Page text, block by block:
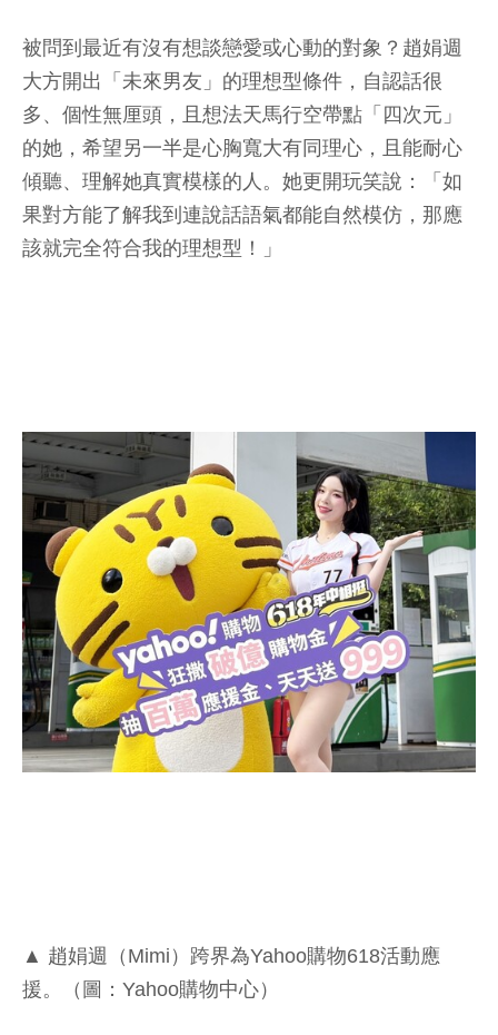
被問到最近有沒有想談戀愛或心動的對象？趙娟週
大方開出「未來男友」的理想型條件，自認話很
多、個性無厘頭，且想法天馬行空帶點「四次元」
的她，希望另一半是心胸寬大有同理心，且能耐心
傾聽、理解她真實模樣的人。她更開玩笑說：「如
果對方能了解我到連說話語氣都能自然模仿，那應
該就完全符合我的理想型！」
▲ 趙娟週（Mimi）跨界為Yahoo購物618活動應
援。（圖：Yahoo購物中心）